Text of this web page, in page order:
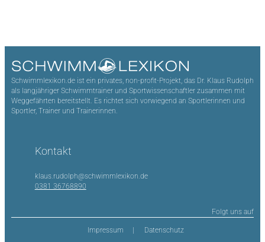
Schwimmlexikon.de ist ein privates, non-profit-Projekt, das Dr. Klaus Rudolph
als langjähriger Schwimmtrainer und Sportwissenschaftler zusammen mit
Weggefährten bereitstellt. Es richtet sich vorwiegend an Sportlerinnen und
Sportler, Trainer und Trainerinnen.
Kontakt
klaus.rudolph@schwimmlexikon.de
0381 36768890
Folgt uns auf
Impressum Datenschutz